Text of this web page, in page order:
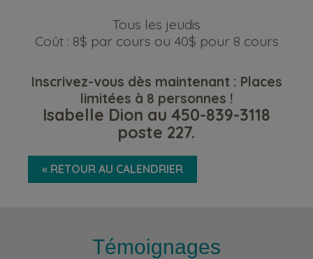
Tous les jeudis
Coût : 8$ par cours ou 40$ pour 8 cours
Inscrivez-vous dès maintenant : Places
limitées à 8 personnes !
Isabelle Dion au 450-839-3118
poste 227.
« RETOUR AU CALENDRIER
Témoignages